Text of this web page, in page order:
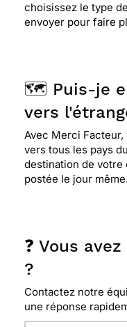
choisissez le type
envoyer pour faire
🗺️ Puis-je
vers
Avec Merci
vers tous les pays
destination de votre
postée le jour même.
❓ Vous
?
Contactez notre
une réponse